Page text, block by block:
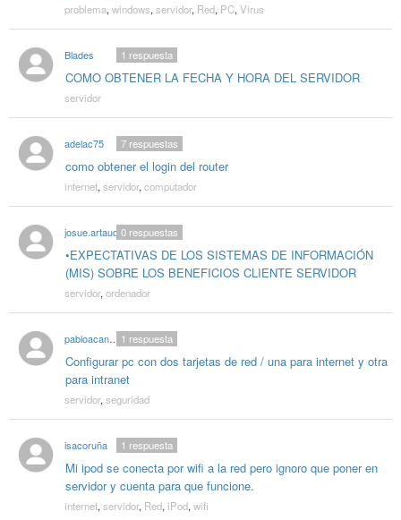
problema, windows, servidor, Red, PC, Virus
Blades
COMO OBTENER LA FECHA Y HORA DEL SERVIDOR
1 respuesta
servidor
adelac75
como obtener el login del router
7respuestas
internet, servidor, computador
josue.artaud
•EXPECTATIVAS DE LOS SISTEMAS DE INFORMACIÓN
(MIS) SOBRE LOS BENEFICIOS CLIENTE SERVIDOR
0respuestas
servidor, ordenador
pabloacanales
Configurar pc con dos tarjetas de red / una para internet y otra
para intranet
1 respuesta
servidor, seguridad
isacoruña
Mi ipod se conecta por wifi a la red pero ignoro que poner en
servidor y cuenta para que funcione.
1 respuesta
internet, servidor, Red, iPod, wifi